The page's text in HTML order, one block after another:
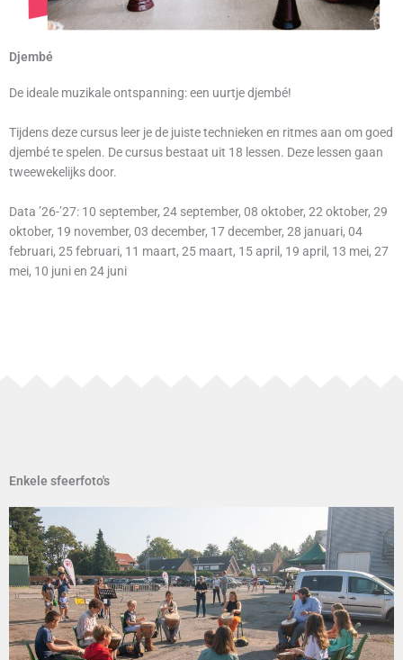
Djembé
De ideale muzikale ontspanning: een uurtje djembé!
Tijdens deze cursus leer je de juiste technieken en ritmes aan om goed
djembé te spelen. De cursus bestaat uit 18 lessen. Deze lessen gaan
tweewekelijks door.
Data ’26-’27: 10 september, 24 september, 08 oktober, 22 oktober, 29
oktober, 19 november, 03 december, 17 december, 28 januari, 04
februari, 25 februari, 11 maart, 25 maart, 15 april, 19 april, 13 mei, 27
mei, 10 juni en 24 juni
Enkele sfeerfoto's